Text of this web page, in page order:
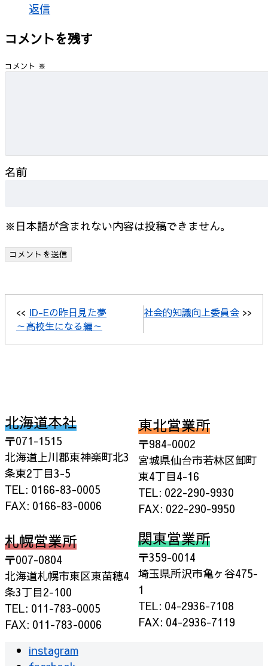
返信
コメントを残す
コメント ※
名前
※日本語が含まれない内容は投稿できません。
<< ID-Eの昨日見た夢
～高校生になる編～
社会的知識向上委員会 >>
北海道本社
〒071-1515
北海道上川郡東神楽町北3
条東2丁目3-5
TEL: 0166-83-0005
FAX: 0166-83-0006
札幌営業所
〒007-0804
北海道札幌市東区東苗穂4
条3丁目2-100
TEL: 011-783-0005
FAX: 011-783-0006
東北営業所
〒984-0002
宮城県仙台市若林区卸町
東4丁目4-16
TEL: 022-290-9930
FAX: 022-290-9950
関東営業所
〒359-0014
埼玉県所沢市亀ヶ谷475-
1
TEL: 04-2936-7108
FAX: 04-2936-7119
instagram